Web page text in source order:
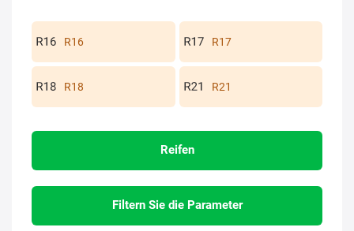
R16 R17
R18 R21
Reifen
Filtern Sie die Parameter